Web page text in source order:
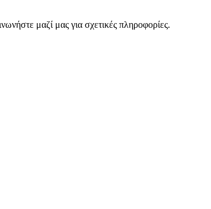
μαζί μας για σχετικές πληροφορίες.